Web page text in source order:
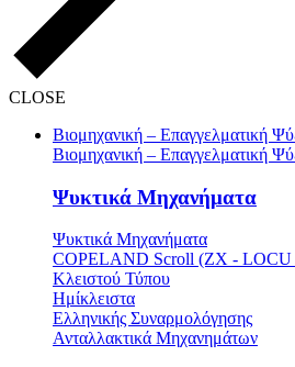
CLOSE
Βιομηχανική – Επαγγελματική
Βιομηχανική – Επαγγελματική
Ψυκτικά Μηχανήματα
Ψυκτικά Μηχανήματα
COPELAND Scroll (ZX -
Κλειστού Τύπου
Ημίκλειστα
Ελληνικής Συναρμολόγησης
Ανταλλακτικά Μηχανημάτων